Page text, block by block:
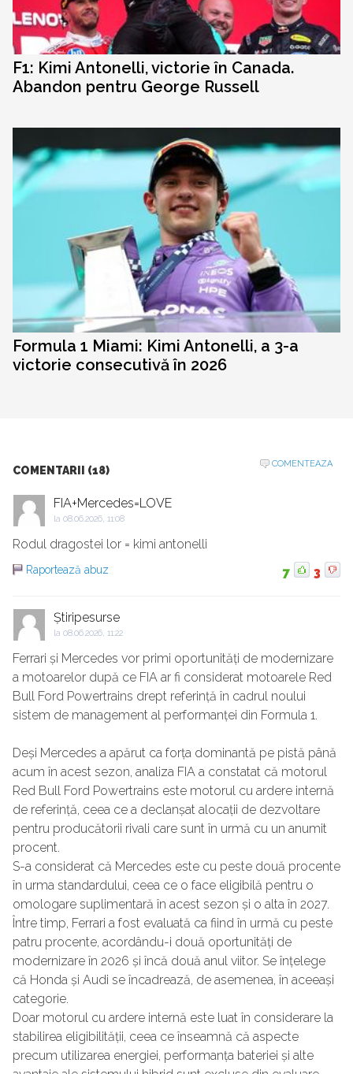
F1: Kimi Antonelli, victorie în Canada.
Abandon pentru George Russell
Formula 1 Miami: Kimi Antonelli, a 3-a
victorie consecutivă în 2026
COMENTARII (18)
COMENTEAZA
FIA+Mercedes=LOVE
la 08.06.2026, 11:08
Rodul dragostei lor = kimi antonelli
Raportează abuz 7 3
Știripesurse
la 08.06.2026, 11:22
Ferrari și Mercedes vor primi oportunități de modernizare
a motoarelor după ce FIA ​​ar fi considerat motoarele Red
Bull Ford Powertrains drept referință în cadrul noului
sistem de management al performanței din Formula 1.
Deși Mercedes a apărut ca forța dominantă pe pistă până
acum în acest sezon, analiza FIA a constatat că motorul
Red Bull Ford Powertrains este motorul cu ardere internă
de referință, ceea ce a declanșat alocații de dezvoltare
pentru producătorii rivali care sunt în urmă cu un anumit
procent.
S-a considerat că Mercedes este cu peste două procente
în urma standardului, ceea ce o face eligibilă pentru o
omologare suplimentară în acest sezon și o alta în 2027.
Între timp, Ferrari a fost evaluată ca fiind în urmă cu peste
patru procente, acordându-i două oportunități de
modernizare în 2026 și încă două anul viitor. Se înțelege
că Honda și Audi se încadrează, de asemenea, în aceeași
categorie.
Doar motorul cu ardere internă este luat în considerare la
stabilirea eligibilității, ceea ce înseamnă că aspecte
precum utilizarea energiei, performanța bateriei și alte